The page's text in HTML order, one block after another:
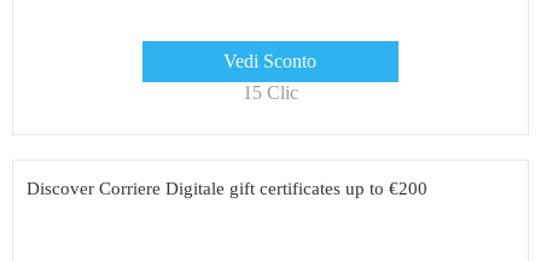
Vedi Sconto
15 Clic
Discover Corriere Digitale gift certificates up to €200